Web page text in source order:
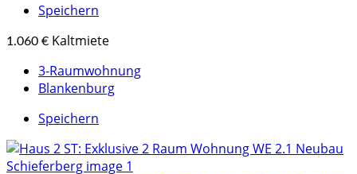
Speichern
1.060 € Kaltmiete
3-Raumwohnung
Blankenburg
Speichern